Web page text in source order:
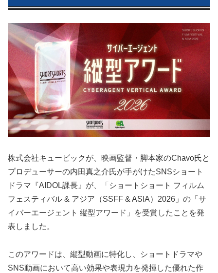
株式会社キュービックが、映画監督・脚本家のChavo氏と
プロデューサーの内田真之介氏が手がけたSNSショート
ドラマ『AIDOL課長』が、「ショートショート フィルム
フェスティバル & アジア（SSFF & ASIA）2026」の「サ
イバーエージェント 縦型アワード」を受賞したことを発
表しました。
このアワードは、縦型動画に特化し、ショートドラマや
SNS動画において高い効果や表現力を発揮した優れた作